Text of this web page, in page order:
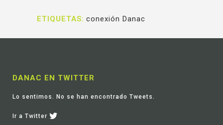
ETIQUETAS: conexión Danac
DANAC EN TWITTER
Lo sentimos. No se han encontrado Tweets.
Ir a Twitter